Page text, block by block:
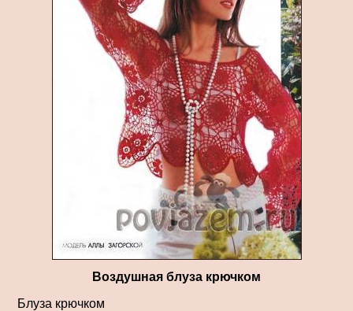
Воздушная блуза крючком
Блуза крючком